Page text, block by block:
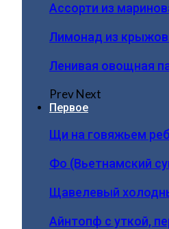
Ассорти из
Лимонад из
Ленивая овощная
PrevNext
Первое
Щи на говяжьем
Фо (Вьетнамский
Щавелевый
Айнтопф с уткой,